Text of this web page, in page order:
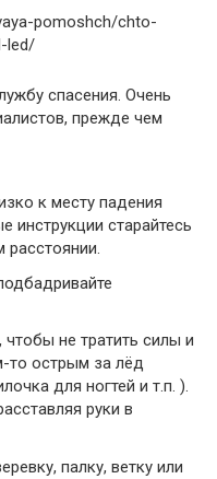
pomoshch/chto-
led/
спасения. Очень
прежде чем
к месту падения
инструкции старайтесь
расстоянии.
не тратить силы и
то острым за лёд
для ногтей и т.п. ).
руки в
палку, ветку или